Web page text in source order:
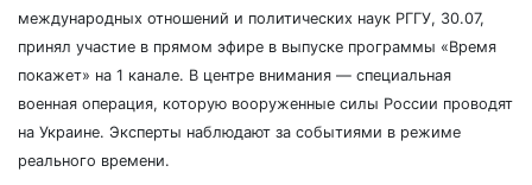
международных отношений и политических наук РГГУ, 30.07,
принял участие в прямом эфире в выпуске программы «Время
покажет» на 1 канале. В центре внимания — специальная
военная операция, которую вооруженные силы России проводят
на Украине. Эксперты наблюдают за событиями в режиме
реального времени.